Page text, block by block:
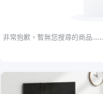
非常抱歉，暫無您搜尋的商品